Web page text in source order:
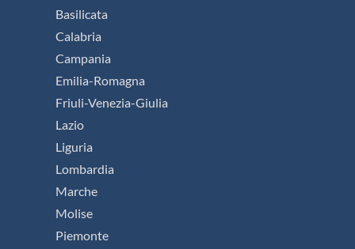
Basilicata
Calabria
Campania
Emilia-Romagna
Friuli-Venezia-Giulia
Lazio
Liguria
Lombardia
Marche
Molise
Piemonte